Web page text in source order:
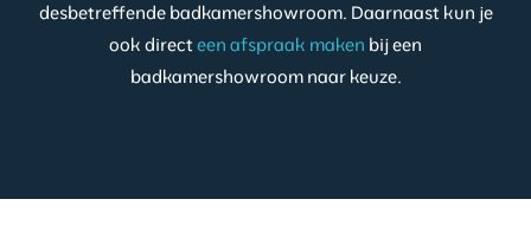
desbetreffende badkamershowroom. Daarnaast kun je
ook directeen afspraak maken bij een
badkamershowroom naar keuze.